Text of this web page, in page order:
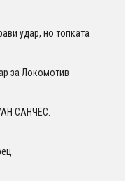
удар, но топката
за Локомотив
САНЧЕС.